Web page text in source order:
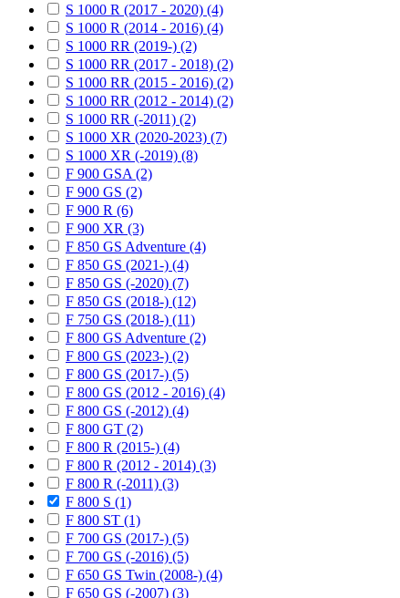
S 1000 R (2017 - 2020) (4)
S 1000 R (2014 - 2016) (4)
S 1000 RR (2019-) (2)
S 1000 RR (2017 - 2018) (2)
S 1000 RR (2015 - 2016) (2)
S 1000 RR (2012 - 2014) (2)
S 1000 RR (-2011) (2)
S 1000 XR (2020-2023) (7)
S 1000 XR (-2019) (8)
F 900 GSA (2)
F 900 GS (2)
F 900 R (6)
F 900 XR (3)
F 850 GS Adventure (4)
F 850 GS (2021-) (4)
F 850 GS (-2020) (7)
F 850 GS (2018-) (12)
F 750 GS (2018-) (11)
F 800 GS Adventure (2)
F 800 GS (2023-) (2)
F 800 GS (2017-) (5)
F 800 GS (2012 - 2016) (4)
F 800 GS (-2012) (4)
F 800 GT (2)
F 800 R (2015-) (4)
F 800 R (2012 - 2014) (3)
F 800 R (-2011) (3)
F 800 S (1)
F 800 ST (1)
F 700 GS (2017-) (5)
F 700 GS (-2016) (5)
F 650 GS Twin (2008-) (4)
F 650 GS (-2007) (3)